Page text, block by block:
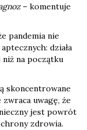
– komentuje
pandemia nie
działa
niż na początku
skoncentrowane
zwraca uwagę, że
jest powrót
zdrowia.